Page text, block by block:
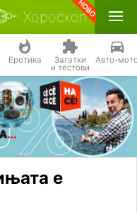
Хороскоп
Еротика Загатки
и тестови
Авто-
е